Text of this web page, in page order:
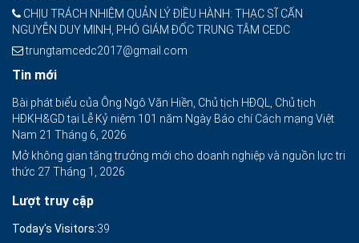
CHỊU TRÁCH NHIỆM QUẢN LÝ ĐIỀU HÀNH: THẠC SĨ CẤN
NGUYỄN DUY MINH, PHÓ GIÁM ĐỐC TRUNG TÂM CEDC
trungtamcedc2017@gmail.com
Tin mới
Bài phát biểu của Ông Ngô Văn Hiền, Chủ tịch HĐQL, Chủ tịch
HĐKH&GD tại Lễ Kỷ niệm 101 năm Ngày Báo chí Cách mạng Việt
Nam 21 Tháng 6, 2026
Mở không gian tăng trưởng mới cho doanh nghiệp và nguồn lực tri
thức 27 Tháng 1, 2026
Lượt truy cập
Today's Visitors:39